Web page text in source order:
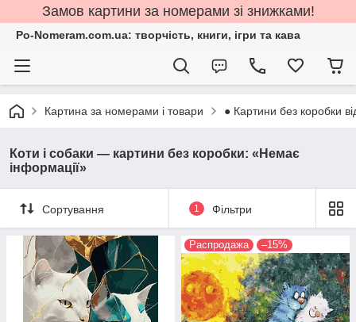
Замов картини за номерами зі знижками!
Po-Nomeram.com.ua: творчість, книги, ігри та кава
Картина за номерами і товари ● Картини без коробки
Коти і собаки — картини без коробки: «Немає
інформації»
Сортування 1 Фільтри
Распродажа –15%